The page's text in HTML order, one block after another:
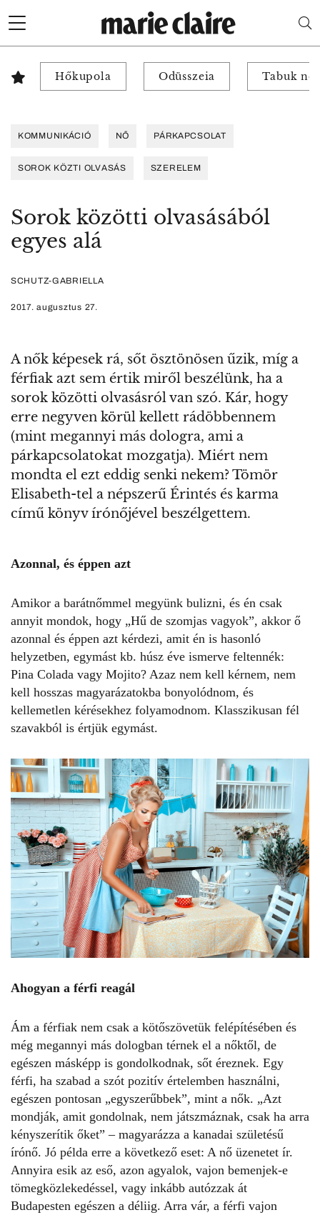
Hőkupola Odüsszeia Tabuk
KOMMUNIKÁCIÓ NŐ PÁRKAPCSOLAT
SOROK KÖZTI OLVASÁS SZERELEM
Sorok közötti olvasásából
egyes alá
SCHUTZ-GABRIELLA
2017. augusztus 27.
A nők képesek rá, sőt ösztönösen űzik, míg a
férfiak azt sem értik miről beszélünk, ha a
sorok közötti olvasásról van szó. Kár, hogy
erre negyven körül kellett rádöbbennem
(mint megannyi más dologra, ami a
párkapcsolatokat mozgatja). Miért nem
mondta el ezt eddig senki nekem? Tömör
Elisabeth-tel a népszerű Érintés és karma
című könyv írónőjével beszélgettem.
Azonnal, és éppen azt
Amikor a barátnőmmel megyünk bulizni, és én csak
annyit mondok, hogy „Hű de szomjas vagyok”, akkor ő
azonnal és éppen azt kérdezi, amit én is hasonló
helyzetben, egymást kb. húsz éve ismerve feltennék:
Pina Colada vagy Mojito? Azaz nem kell kérnem, nem
kell hosszas magyarázatokba bonyolódnom, és
kellemetlen kérésekhez folyamodnom. Klasszikusan fél
szavakból is értjük egymást.
Ahogyan a férfi reagál
Ám a férfiak nem csak a kötőszövetük felépítésében és
még megannyi más dologban térnek el a nőktől, de
egészen másképp is gondolkodnak, sőt éreznek. Egy
férfi, ha szabad a szót pozitív értelemben használni,
egészen pontosan „egyszerűbbek”, mint a nők. „Azt
mondják, amit gondolnak, nem játszmáznak, csak ha arra
kényszerítik őket” – magyarázza a kanadai születésű
írónő. Jó példa erre a következő eset: A nő üzenetet ír.
Annyira esik az eső, azon agyalok, vajon bemenjek-e
tömegközlekedéssel, vagy inkább autózzak át
Budapesten egészen a déliig. Arra vár, a férfi vajon